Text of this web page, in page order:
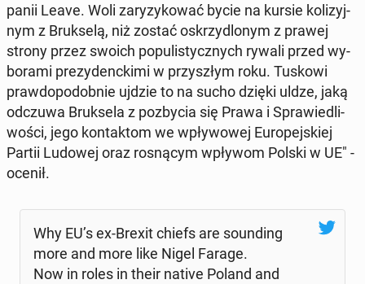
pa­nii Leave. Woli za­ry­zy­ko­wać bycie na kursie ko­li­zyj­
nym z Bruk­se­lą, niż zostać oskrzy­dlo­nym z prawej
strony przez swoich po­pu­li­stycz­nych rywali przed wy­
bo­ra­mi pre­zy­denc­ki­mi w przy­szłym roku. Tuskowi
praw­do­po­dob­nie ujdzie to na sucho dzięki uldze, jaką
odczuwa Bruk­se­la z po­zby­cia się Prawa i Spra­wie­dli­
wo­ści, jego kon­tak­tom we wpły­wo­wej Eu­ro­pej­skiej
Partii Ludowej oraz ro­sną­cym wpływom Polski w UE" -
ocenił.
Why EU’s ex-Brexit chiefs are so­un­ding
more and more like Nigel Farage.
Now in roles in their native Poland and